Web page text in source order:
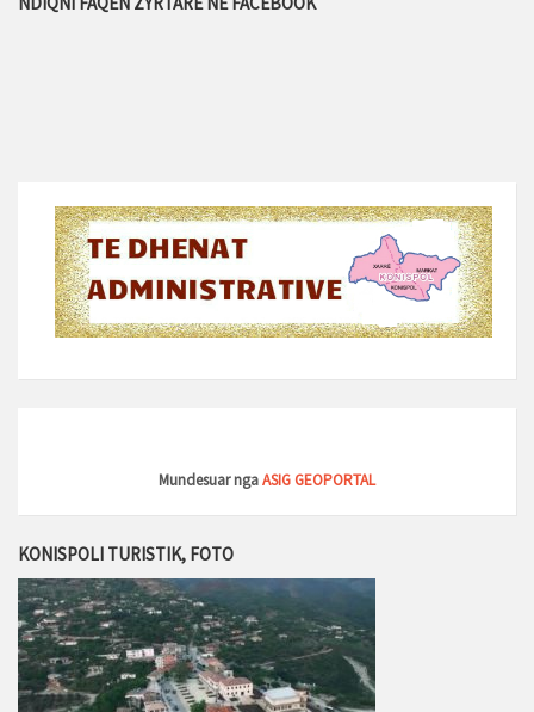
Mundesuar ngaASIG GEOPORTAL
KONISPOLI TURISTIK, FOTO